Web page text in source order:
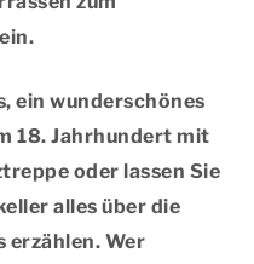
, ein wunderschönes
18. Jahrhundert mit
oder lassen Sie
alles über die
erzählen. Wer